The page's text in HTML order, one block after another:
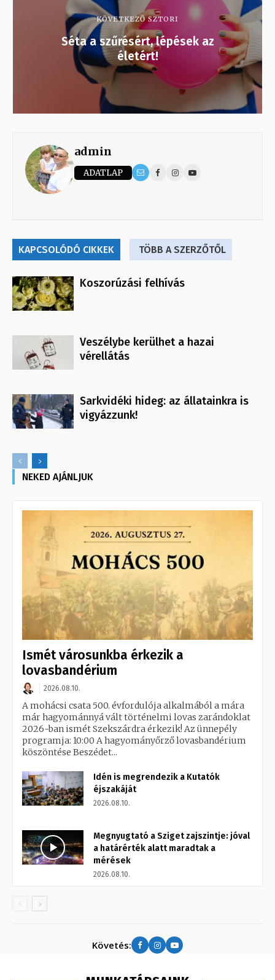
KÖVETKEZŐ SZTORI
Séta a szűrésért, lépések az
életért!
admin
ADATLAP
KAPCSOLÓDÓ CIKKEK TÖBB A SZERZŐTŐL
Koszorúzási felhívás
Veszélybe kerülhet a hazai
vérellátás
Sarkvidéki hideg: az állatainkra is
vigyázzunk!
NEKED AJÁNLJUK
Ismét városunkba érkezik a
lovasbandérium
2026.08.10.
A mohácsi csata 500. évfordulója alkalmából a mára
már hagyománnyá vált történelmi lovas zarándoklat
2026-ban ismét Szekszárdra érkezik! Az ünnepély
programja: 10:00 A hagyományőrző lovasbandérium
köszöntése Beszédet...
Idén is megrendezik a Kutatók
éjszakáját
2026.08.10.
Megnyugtató a Sziget zajszintje: jóval
a határérték alatt maradtak a
mérések
2026.08.10.
Követés: